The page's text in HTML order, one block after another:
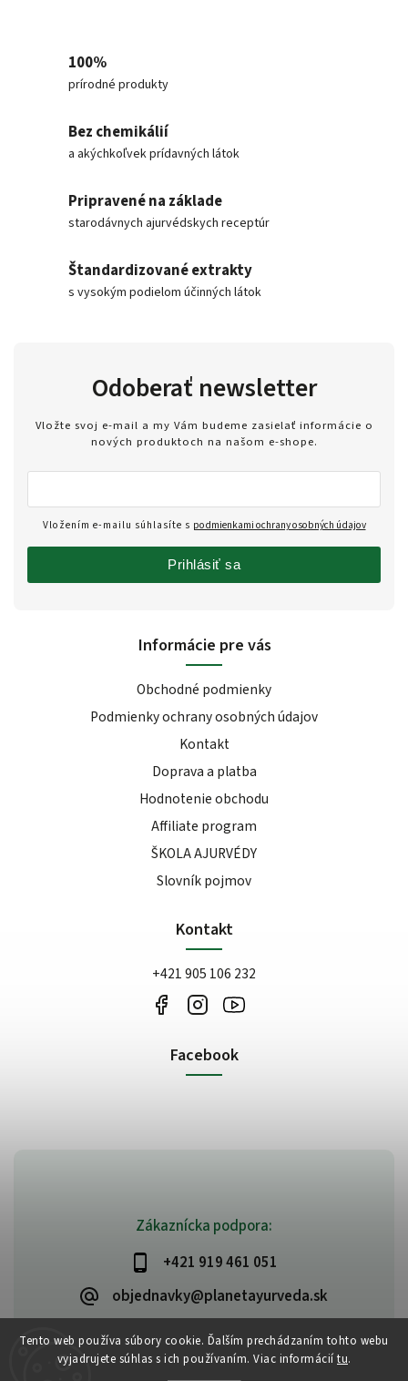
Tento web používa súbory cookie. Ďalším prechádzaním tohto webu
vyjadrujete súhlas s ich používaním. Viac informácií tu.
100%
prírodné produkty
Bez chemikálií
a akýchkoľvek prídavných látok
Pripravené na základe
starodávnych ajurvédskych receptúr
Štandardizované extrakty
s vysokým podielom účinných látok
Zákaznícka podpora:
+421 919 461 051
objednavky@planetayurveda.sk
Informácie pre vás
Obchodné podmienky
Podmienky ochrany osobných údajov
Kontakt
Doprava a platba
Hodnotenie obchodu
Affiliate program
ŠKOLA AJURVÉDY
Slovník pojmov
Kontakt
+421 905 106 232
Facebook
Odoberať newsletter
Vložte svoj e-mail a my Vám budeme zasielať informácie o
nových produktoch na našom e-shope.
Vložením e-mailu súhlasíte s podmienkami ochrany osobných údajov
Prihlásiť sa